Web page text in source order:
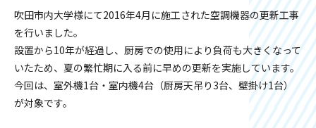
吹田市内大学様にて2016年4月に施工された空調機器の更新工事
を行いました。
設置から10年が経過し、厨房での使用により負荷も大きくなって
いたため、夏の繁忙期に入る前に早めの更新を実施しています。
今回は、室外機1台・室内機4台（厨房天吊り3台、壁掛け1台）
が対象です。